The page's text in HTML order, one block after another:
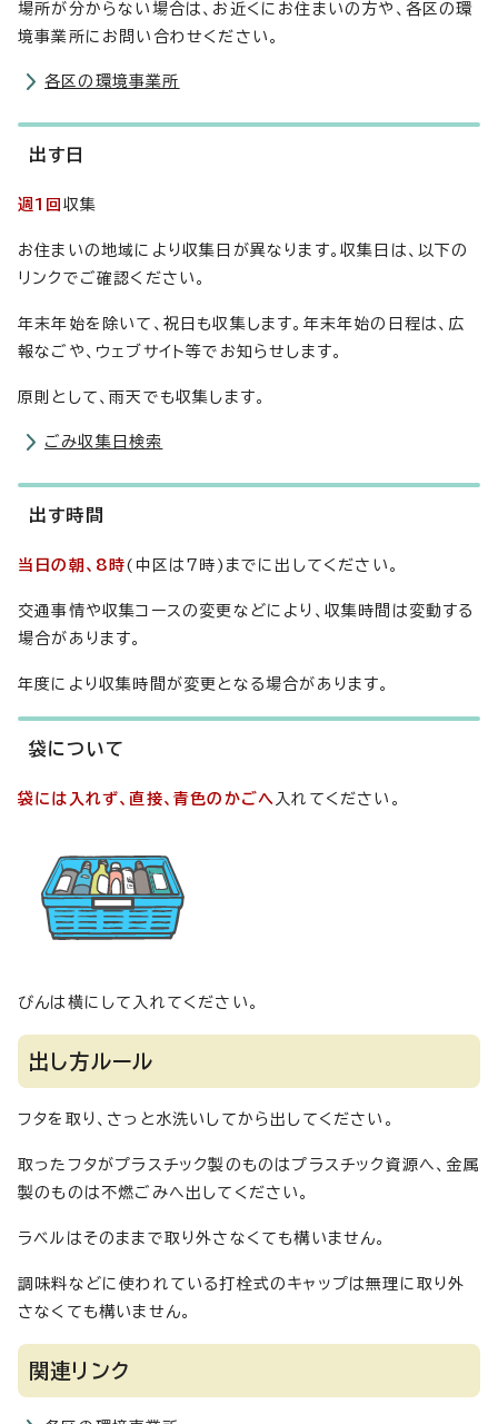
場所が分からない場合は、お近くにお住まいの方や、各区の環
境事業所にお問い合わせください。
各区の環境事業所
出す日
週1回 収集
お住まいの地域により収集日が異なります。収集日は、以下の
リンクでご確認ください。
年末年始を除いて、祝日も収集します。年末年始の日程は、広
報なごや、ウェブサイト等でお知らせします。
原則として、雨天でも収集します。
ごみ収集日検索
出す時間
当日の朝、8時(中区は7時)までに出してください。
交通事情や収集コースの変更などにより、収集時間は変動する
場合があります。
年度により収集時間が変更となる場合があります。
袋について
袋には入れず、直接、青色のかごへ 入れてください。
びんは横にして入れてください。
出し方ルール
フタを取り、さっと水洗いしてから出してください。
取ったフタがプラスチック製のものはプラスチック資源へ、金属
製のものは不燃ごみへ出してください。
ラベルはそのままで取り外さなくても構いません。
調味料などに使われている打栓式のキャップは無理に取り外
さなくても構いません。
関連リンク